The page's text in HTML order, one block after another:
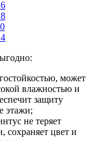
может
влажностью и
защиту
этажи;
не теряет
сохраняет цвет и